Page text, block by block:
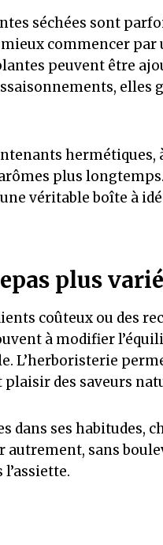
séchées sont
commencer par
peuvent être
elles
hermétiques,
plus
véritable boîte à
plus
coûteux ou des
à modifier
L’herboristerie
des saveurs
dans ses habitudes,
autrement, sans